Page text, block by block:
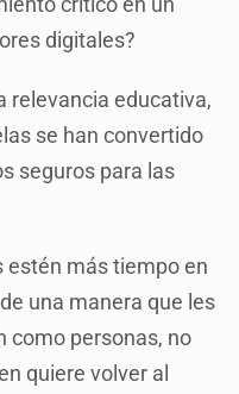
digitales?
relevancia educativa,
se han convertido
seguros para las
estén más tiempo en
una manera que les
como personas, no
quiere volver al